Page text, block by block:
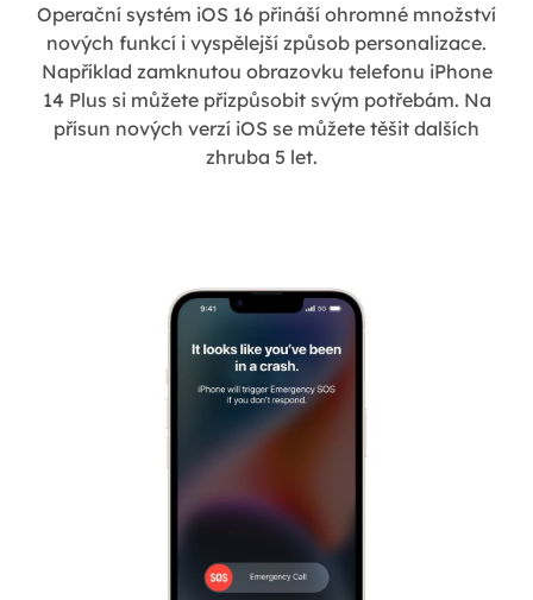
Operační systém iOS 16 přináší ohromné množství
nových funkcí i vyspělejší způsob personalizace.
Například zamknutou obrazovku telefonu iPhone
14 Plus si můžete přizpůsobit svým potřebám. Na
přísun nových verzí iOS se můžete těšit dalších
zhruba 5 let.